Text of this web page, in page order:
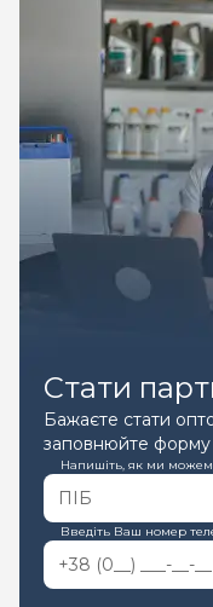
Стати
Бажаєте стати
заповнюйте форму
Напишіть, як ми
Введіть Ваш номер